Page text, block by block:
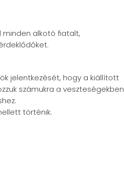
minden alkotó fiatalt,
jelentkezését, hogy a kiállított
számukra a veszteségekben
történik.